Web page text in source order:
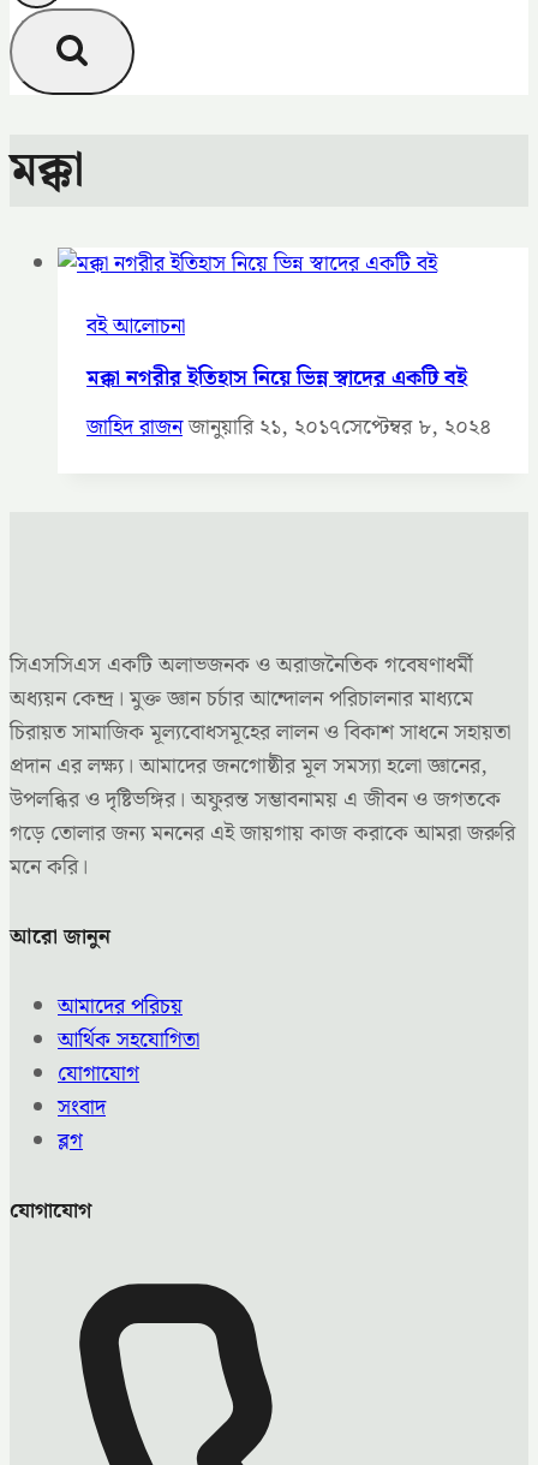
মক্কা
বই আলোচনা
মক্কা নগরীর ইতিহাস নিয়ে ভিন্ন স্বাদের একটি বই
জাহিদ রাজনজানুয়ারি ২১, ২০১৭সেপ্টেম্বর ৮, ২০২৪
সিএসসিএস একটি অলাভজনক ও অরাজনৈতিক গবেষণাধর্মী
অধ্যয়ন কেন্দ্র। মুক্ত জ্ঞান চর্চার আন্দোলন পরিচালনার মাধ্যমে
চিরায়ত সামাজিক মূল্যবোধসমূহের লালন ও বিকাশ সাধনে সহায়তা
প্রদান এর লক্ষ্য। আমাদের জনগোষ্ঠীর মূল সমস্যা হলো জ্ঞানের,
উপলব্ধির ও দৃষ্টিভঙ্গির। অফুরন্ত সম্ভাবনাময় এ জীবন ও জগতকে
গড়ে তোলার জন্য মননের এই জায়গায় কাজ করাকে আমরা জরুরি
মনে করি।
আরো জানুন
আমাদের পরিচয়
আর্থিক সহযোগিতা
যোগাযোগ
সংবাদ
ব্লগ
যোগাযোগ